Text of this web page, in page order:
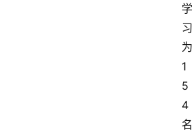
学
习
为
1
5
4
名